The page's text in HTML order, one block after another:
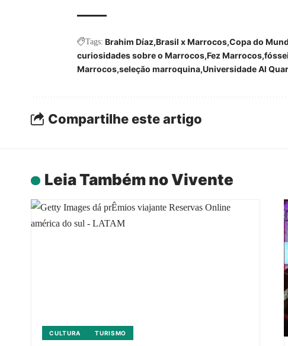
Tags: Brahim Díaz Brasil x Marrocos Copa do
curiosidades sobre o Marrocos Fez Marrocos
Marrocos seleção marroquina Universidade Al
Compartilhe este artigo
Leia Também no Vivente
CULTURA TURISMO